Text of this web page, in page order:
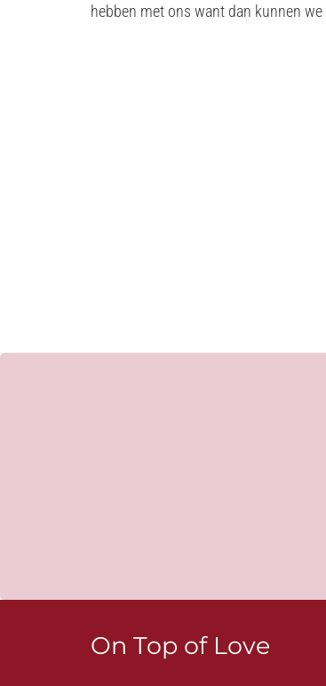
hebben met ons want dan kunnen we
On Top of Love